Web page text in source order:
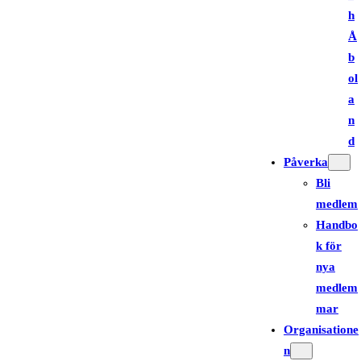
h
Å
b
ol
a
n
d
Påverka
Bli
medlem
Handbo
k för
nya
medlem
mar
Organisatione
n